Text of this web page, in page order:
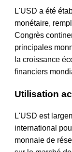
L'USD a été
monétaire,
Congrès
principales
la croissance
financiers
Utilisation
L'USD est
international
monnaie de